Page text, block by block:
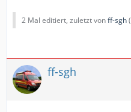
2 Mal editiert, zuletzt vonff-sgh(
ff-sgh